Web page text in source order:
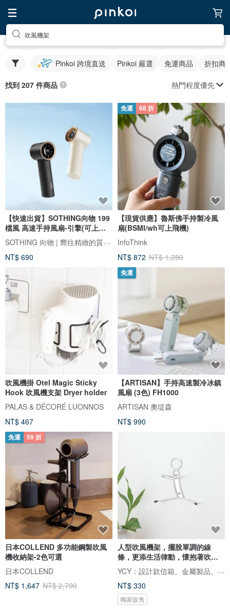
吹風機架
Pinkoi 跨境直送 Pinkoi 嚴選 免運商品 折扣商
找到 207 件商品 熱門程度優先
【快速出貨】SOTHING向物 199
檔風 高速手持風扇-引擎(可上飛
機)
SOTHING 向物 | 嚮往精緻的質感生活
NT$ 690
免運 68 折
【現貨供應】魯斯佛手持製冷風
扇(BSMI/wh可上飛機)
InfoThink
NT$ 872 NT$ 1,280
吹風機掛 Otel Magic Sticky
Hook 吹風機支架 Dryer holder
PALAS & DÉCORÉ LUONNOS
NT$ 467
免運
【ARTISAN】手持高速製冷冰鎮
風扇 (3色) FH1000
ARTISAN 奧堤森
NT$ 990
免運 59 折
日本COLLEND 多功能鋼製吹風
機收納架-2色可選
日本COLLEND
NT$ 1,647 NT$ 2,790
人型吹風機架，擺脫單調的線
條，更添生活律動，懷抱著吹風
機前進吧！
YCY：設計款信箱、金屬製品、設計家具、魔劍、妖刀，提供頂精緻的好選項
NT$ 330
獨家販售